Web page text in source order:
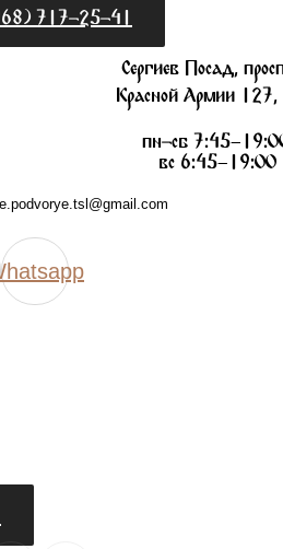
717-25-41
Сергиев Посад,
Красной Армии
пн-сб
вс 6:45–19:00